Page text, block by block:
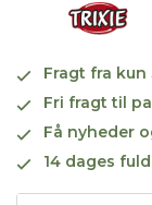
Fragt fra kun
Fri fragt til
Få nyheder
14 dages